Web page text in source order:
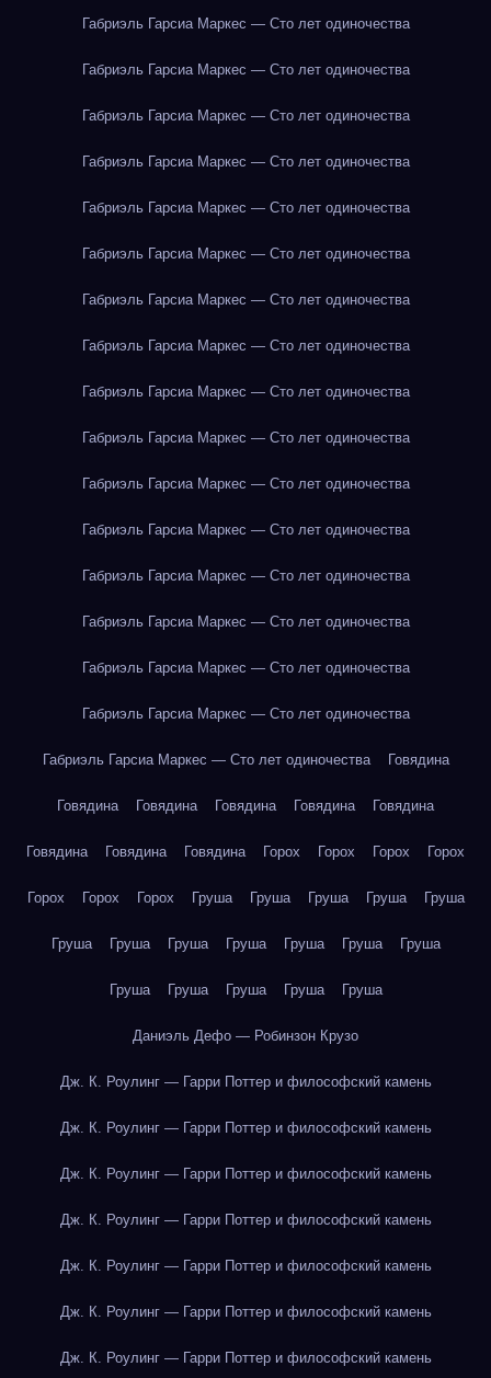
Габриэль Гарсиа Маркес — Сто лет одиночества
Габриэль Гарсиа Маркес — Сто лет одиночества
Габриэль Гарсиа Маркес — Сто лет одиночества
Габриэль Гарсиа Маркес — Сто лет одиночества
Габриэль Гарсиа Маркес — Сто лет одиночества
Габриэль Гарсиа Маркес — Сто лет одиночества
Габриэль Гарсиа Маркес — Сто лет одиночества
Габриэль Гарсиа Маркес — Сто лет одиночества
Габриэль Гарсиа Маркес — Сто лет одиночества
Габриэль Гарсиа Маркес — Сто лет одиночества
Габриэль Гарсиа Маркес — Сто лет одиночества
Габриэль Гарсиа Маркес — Сто лет одиночества
Габриэль Гарсиа Маркес — Сто лет одиночества
Габриэль Гарсиа Маркес — Сто лет одиночества
Габриэль Гарсиа Маркес — Сто лет одиночества
Габриэль Гарсиа Маркес — Сто лет одиночества
Габриэль Гарсиа Маркес — Сто лет одиночества Говядина
Говядина Говядина Говядина Говядина Говядина
Говядина Говядина Говядина Горох Горох Горох Горох
Горох Горох Горох Груша Груша Груша Груша Груша
Груша Груша Груша Груша Груша Груша Груша
Груша Груша Груша Груша Груша
Даниэль Дефо — Робинзон Крузо
Дж. К. Роулинг — Гарри Поттер и философский камень
Дж. К. Роулинг — Гарри Поттер и философский камень
Дж. К. Роулинг — Гарри Поттер и философский камень
Дж. К. Роулинг — Гарри Поттер и философский камень
Дж. К. Роулинг — Гарри Поттер и философский камень
Дж. К. Роулинг — Гарри Поттер и философский камень
Дж. К. Роулинг — Гарри Поттер и философский камень